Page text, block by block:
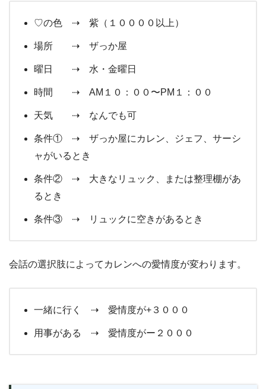
♡の色 ⇢ 紫（１００００以上）
場所 ⇢ ザっか屋
曜日 ⇢ 水・金曜日
時間 ⇢ AM１０：００〜PM１：００
天気 ⇢ なんでも可
条件① ⇢ ザっか屋にカレン、ジェフ、サーシ
ャがいるとき
条件② ⇢ 大きなリュック、または整理棚があ
るとき
条件③ ⇢ リュックに空きがあるとき
会話の選択肢によってカレンへの愛情度が変わります。
一緒に行く ⇢ 愛情度が+３０００
用事がある ⇢ 愛情度がー２０００